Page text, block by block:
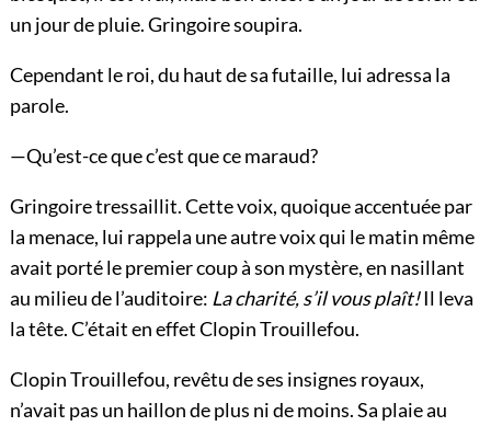
un jour de pluie. Gringoire soupira.
Cependant le roi, du haut de sa futaille, lui adressa la
parole.
—Qu’est-ce que c’est que ce maraud?
Gringoire tressaillit. Cette voix, quoique accentuée par
la menace, lui rappela une autre voix qui le matin même
avait porté le premier coup à son mystère, en nasillant
au milieu de l’auditoire: La charité, s’il vous plaît!Il leva
la tête. C’était en effet Clopin Trouillefou.
Clopin Trouillefou, revêtu de ses insignes royaux,
n’avait pas un haillon de plus ni de moins. Sa plaie au